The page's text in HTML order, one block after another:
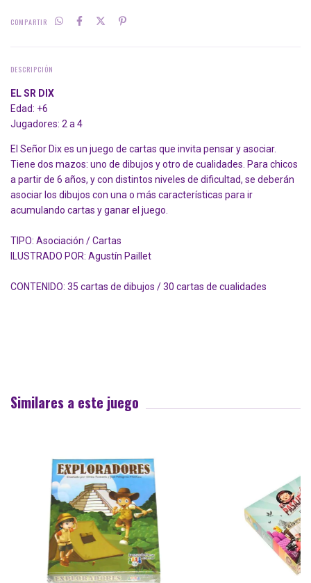
COMPARTIR
DESCRIPCIÓN
EL SR DIX
Edad: +6
Jugadores: 2 a 4
El Señor Dix es un juego de cartas que invita pensar y asociar.
Tiene dos mazos: uno de dibujos y otro de cualidades. Para chicos
a partir de 6 años, y con distintos niveles de dificultad, se deberán
asociar los dibujos con una o más características para ir
acumulando cartas y ganar el juego.
TIPO: Asociación / Cartas
ILUSTRADO POR: Agustín Paillet
CONTENIDO: 35 cartas de dibujos / 30 cartas de cualidades
Similares a este juego